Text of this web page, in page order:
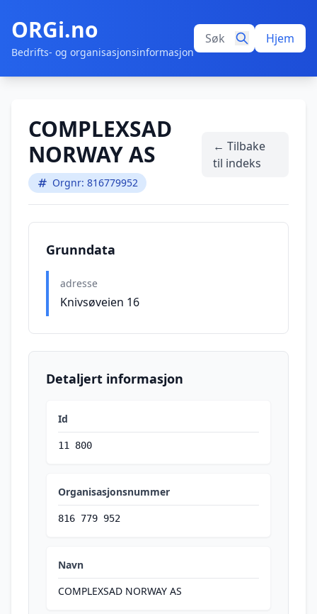
ORGi.no
Bedrifts- og organisasjonsinformasjon
Hjem
COMPLEXSAD
NORWAY AS
Orgnr: 816779952
← Tilbake
til indeks
Grunndata
adresse
Knivsøveien 16
Detaljert informasjon
Id
11 800
Organisasjonsnummer
816 779 952
Navn
COMPLEXSAD NORWAY AS